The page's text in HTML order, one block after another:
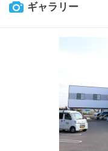
ギャラリー